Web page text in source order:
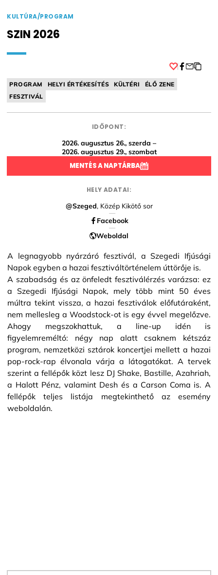
KULTÚRA/PROGRAM
SZIN 2026
PROGRAM HELYI ÉRTÉKESÍTÉS KÜLTÉRI
ÉLŐ ZENE
FESZTIVÁL
IDŐPONT:
2026. augusztus 26., szerda –
2026. augusztus 29., szombat
MENTÉS A NAPTÁRBA
HELY ADATAI:
@Szeged, Közép Kikötő sor
Facebook
Weboldal
A legnagyobb nyárzáró fesztivál, a Szegedi Ifjúsági
Napok egyben a hazai fesztiváltörténelem úttörője is.
A szabadság és az önfeledt fesztiválérzés varázsa: ez
a Szegedi Ifjúsági Napok, mely több mint 50 éves
múltra tekint vissza, a hazai fesztiválok előfutáraként,
nem mellesleg a Woodstock-ot is egy évvel megelőzve.
Ahogy megszokhattuk, a line-up idén is
figyelemreméltó: négy nap alatt csaknem kétszáz
program, nemzetközi sztárok koncertjei mellett a hazai
pop-rock-rap élvonala várja a látogatókat. A tervek
szerint a fellépők közt lesz DJ Shake, Bastille, Azahriah,
a Halott Pénz, valamint Desh és a Carson Coma is. A
fellépők teljes listája megtekinthető az esemény
weboldalán.